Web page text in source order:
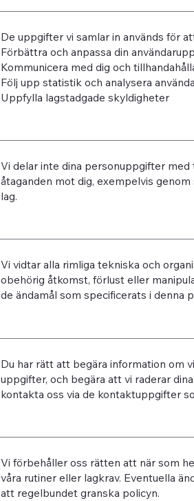
De uppgifter vi samlar in används för
Förbättra och anpassa din
Kommunicera med dig och
Följ upp statistik och analysera
Uppfylla lagstadgade skyldigheter
Vi delar inte dina personuppgifter
åtaganden mot dig, exempelvis
lag.
Vi vidtar alla rimliga tekniska och
obehörig åtkomst, förlust eller
de ändamål som specificerats i denna
Du har rätt att begära information om
uppgifter, och begära att vi raderar
kontakta oss via de kontaktuppgifter
Vi förbehåller oss rätten att när som
våra rutiner eller lagkrav. Eventuella
att regelbundet granska policyn.